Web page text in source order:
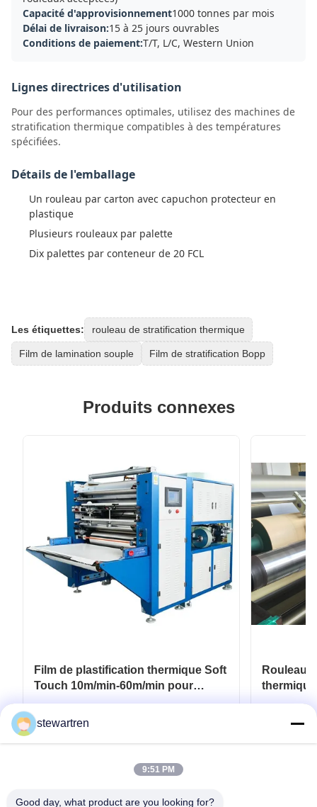
Capacité d'approvisionnement1000 tonnes par mois
Délai de livraison:15 à 25 jours ouvrables
Conditions de paiement:T/T, L/C, Western Union
Lignes directrices d'utilisation
Pour des performances optimales, utilisez des machines de
stratification thermique compatibles à des températures
spécifiées.
Détails de l'emballage
Un rouleau par carton avec capuchon protecteur en
plastique
Plusieurs rouleaux par palette
Dix palettes par conteneur de 20 FCL
Les étiquettes: rouleau de stratification thermique
Film de lamination souple Film de stratification Bopp
Produits connexes
Film de plastification thermique Soft
Touch 10m/min-60m/min pour
emballage souple
Obtenez le meilleur prix
Rouleau
thermique
pour
de
stewartren
9:51 PM
Good day, what product are you looking for?